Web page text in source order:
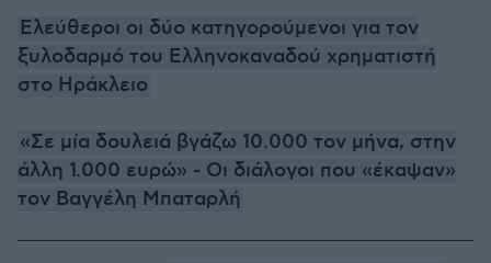
Ελεύθεροι οι δύο κατηγορούμενοι για τον
ξυλοδαρμό του Ελληνοκαναδού χρηματιστή
στο Ηράκλειο
«Σε μία δουλειά βγάζω 10.000 τον μήνα, στην
άλλη 1.000 ευρώ» - Οι διάλογοι που «έκαψαν»
τον Βαγγέλη Μπαταρλή